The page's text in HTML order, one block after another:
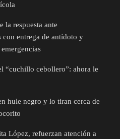
la respuesta ante
entrega de antídoto y
“cuchillo cebollero”: ahora le
hule negro y lo tiran cerca de
López, refuerzan atención a